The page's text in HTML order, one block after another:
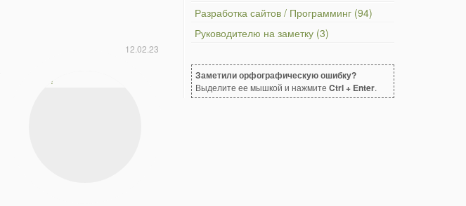
12.02.23
Разработка сайтов / Программинг (94)
Руководителю на заметку (3)
Заметили орфографическую ошибку?
Выделите ее мышкой и нажмите Ctrl + Enter.